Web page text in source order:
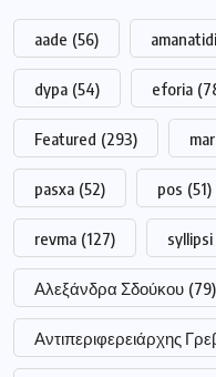
aade (56)
dypa (54) eforia
Featured (293)
pasxa (52) pos (51)
revma (127) syllipsi
Αλεξάνδρα Σδούκου (79)
Αντιπεριφερειάρχης